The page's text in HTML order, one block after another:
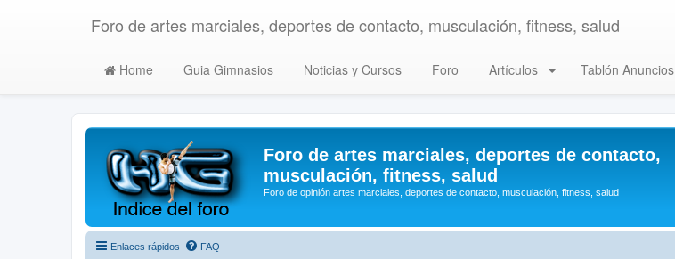
Foro de artes marciales, deportes de contacto, musculación, fitness, salud
Home Guia Gimnasios Noticias y Cursos Foro Artículos Tablón Anuncios
Foro de artes marciales, deportes de contacto,
musculación, fitness, salud
Foro de opinión artes marciales, deportes de contacto, musculación, fitness, salud
Enlaces rápidos FAQ